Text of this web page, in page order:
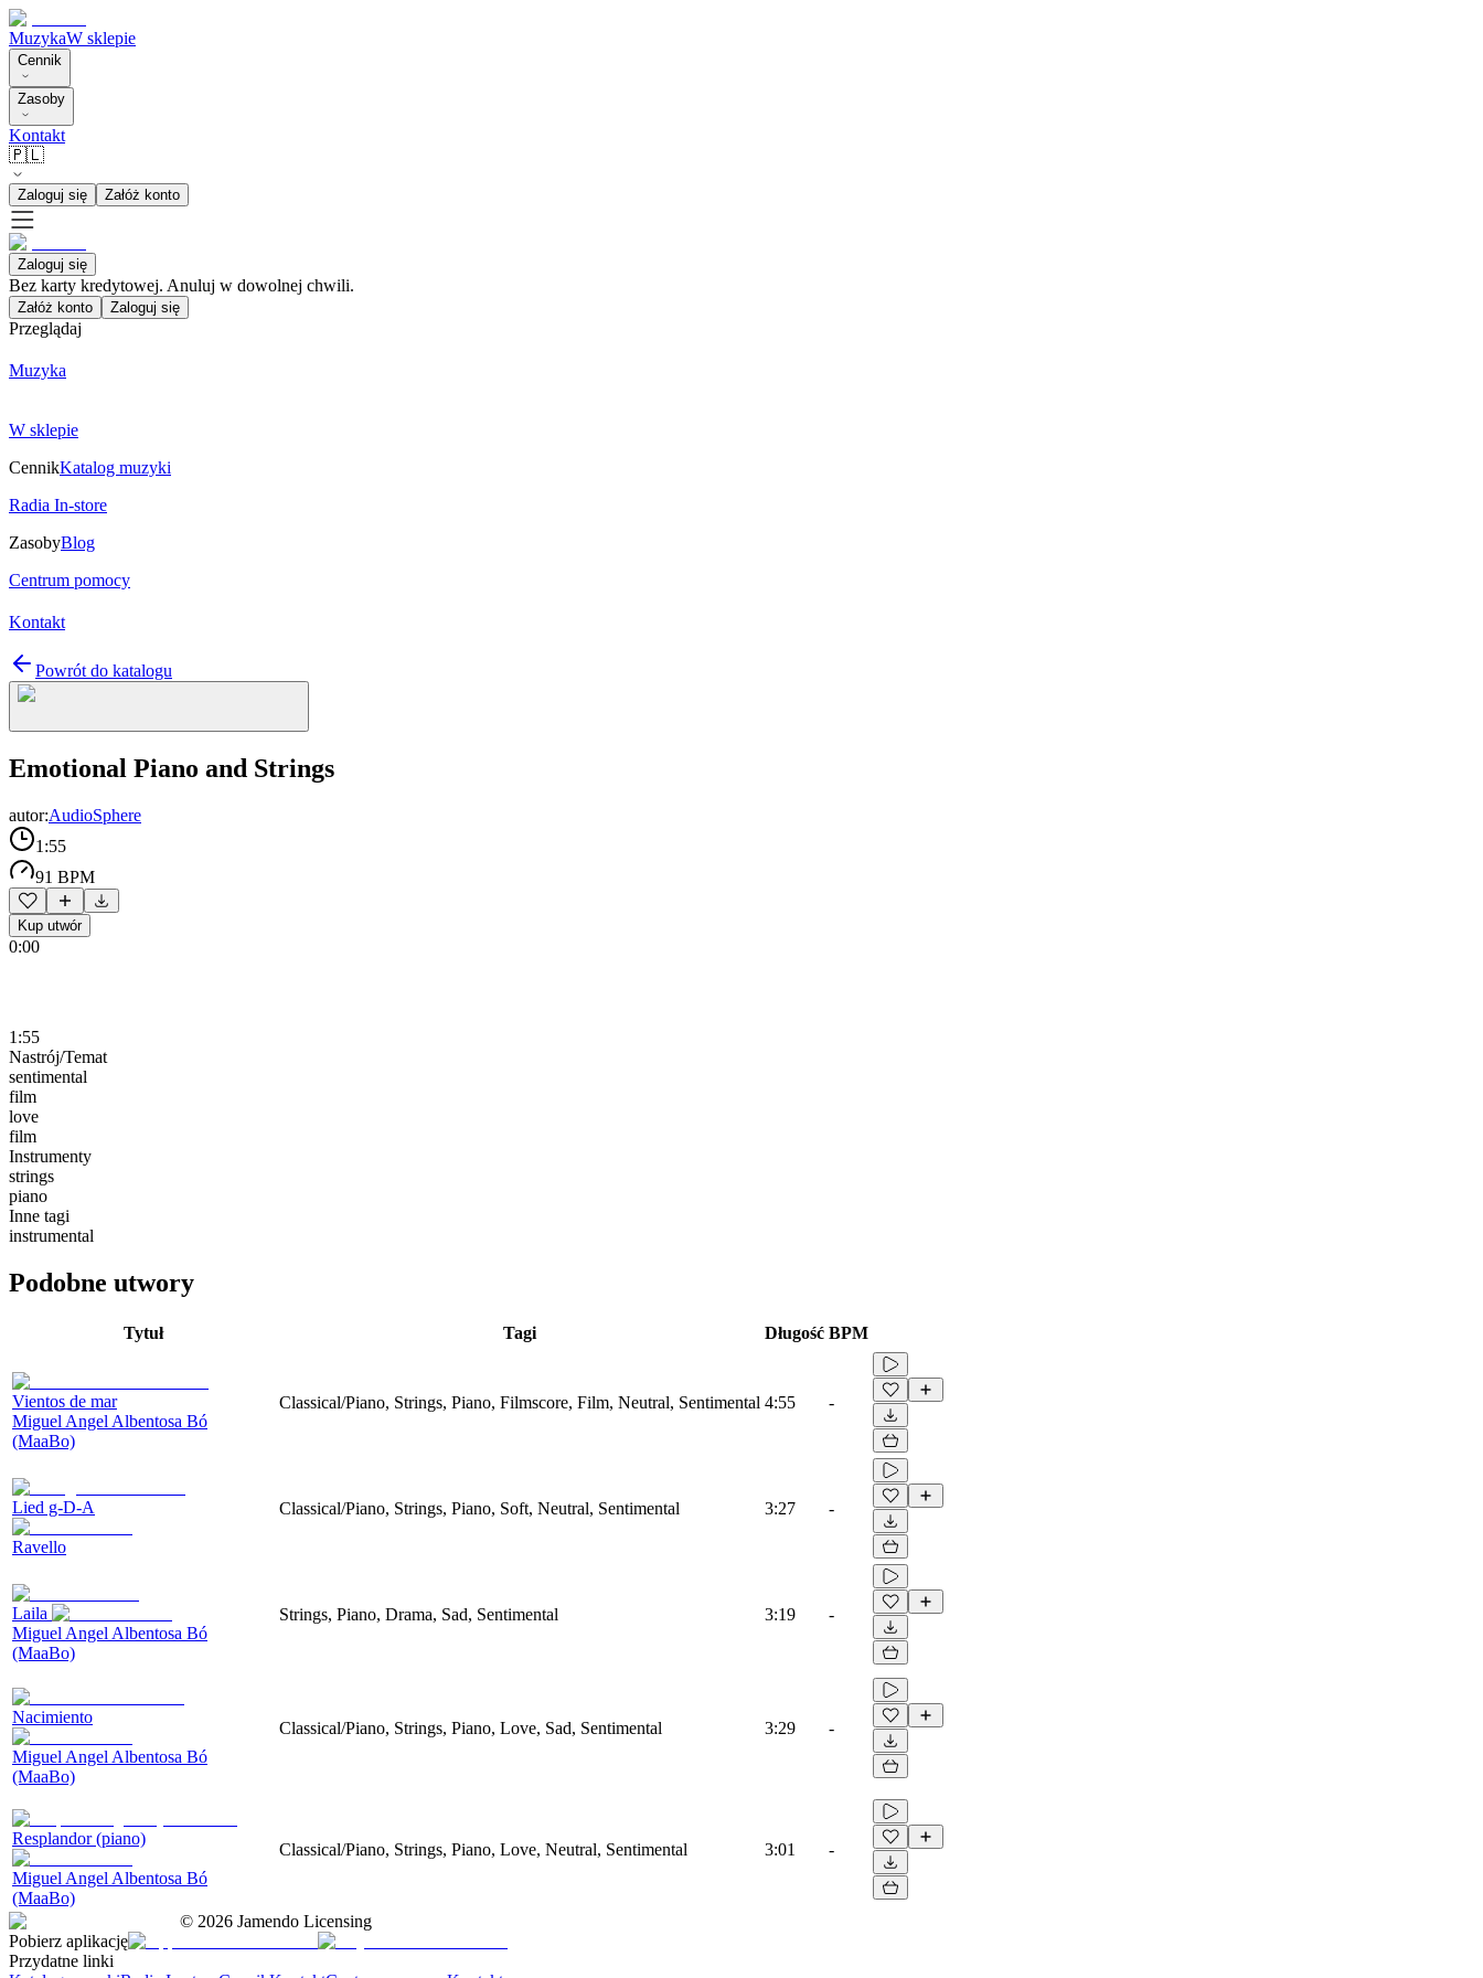
MuzykaW sklepie
Cennik
Zasoby
Kontakt
🇵🇱
Zaloguj się Załóż konto
Zaloguj się
Bez karty kredytowej. Anuluj w dowolnej chwili.
Załóż konto Zaloguj się
Przeglądaj
Muzyka
W sklepie
CennikKatalog muzyki
Radia In-store
ZasobyBlog
Centrum pomocy
Kontakt
Powrót do katalogu
Emotional Piano and Strings
autor:AudioSphere
1:55
91 BPM
Kup utwór
0:00
1:55
Nastrój/Temat
sentimental
film
love
film
Instrumenty
strings
piano
Inne tagi
instrumental
Podobne utwory
Tytuł Tagi Długość BPM
Vientos de mar
Miguel Angel Albentosa Bó
(MaaBo)
Classical/Piano, Strings, Piano, Filmscore, Film, Neutral, Sentimental 4:55 -
Lied g-D-A
Ravello
Classical/Piano, Strings, Piano, Soft, Neutral, Sentimental 3:27 -
Laila
Miguel Angel Albentosa Bó
(MaaBo)
Strings, Piano, Drama, Sad, Sentimental 3:19 -
Nacimiento
Miguel Angel Albentosa Bó
(MaaBo)
Classical/Piano, Strings, Piano, Love, Sad, Sentimental 3:29 -
Resplandor (piano)
Miguel Angel Albentosa Bó
(MaaBo)
Classical/Piano, Strings, Piano, Love, Neutral, Sentimental 3:01 -
© 2026 Jamendo Licensing
Pobierz aplikację
Przydatne linki